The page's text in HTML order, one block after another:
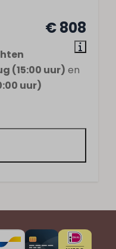
€ 808
(15:00 uur) en
uur)